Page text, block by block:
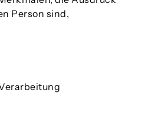
Person sind,